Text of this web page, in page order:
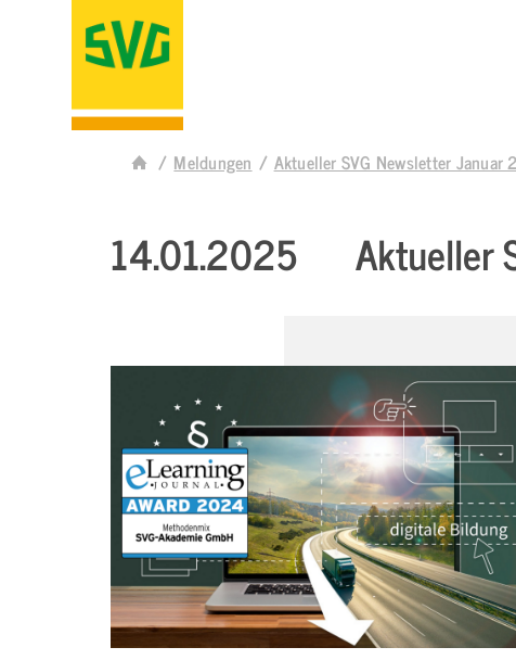
Meldungen Aktueller SVG Newsletter Januar
14.01.2025 Aktueller